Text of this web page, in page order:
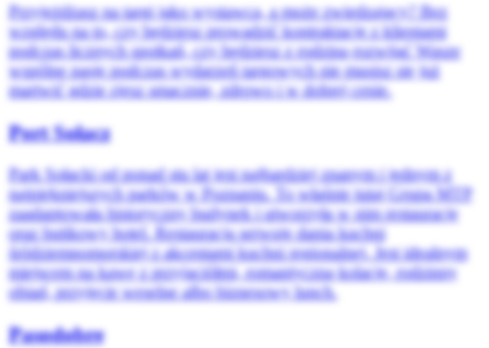
Przyjeżdżasz na targi jako wystawca, a może zwiedzający? Bez
względu na to, czy będziesz prowadzić kontraktacje z klientami
podczas licznych spotkań, czy będziesz z rodziną rozwijać Wasze
wspólne pasje podczas wydarzeń targowych nie musisz się już
martwić gdzie zjesz smacznie, zdrowo i w dobrej cenie.
Port Sołacz
Park Sołacki od ponad stu lat jest najbardziej znanym i jednym z
najpiękniejszych parków w Poznaniu. To właśnie tutaj Grupa MTP
zaadaptowała historyczny budynek i utworzyła w nim restaurację
oraz butikowy hotel. Restauracja serwuje dania kuchni
śródziemnomorskiej z akcentami kuchni regionalnej. Jest idealnym
miejscem na kawę z przyjaciółmi, romantyczną kolację, rodzinny
obiad, przyjęcie weselne albo biznesowy lunch.
Pasodobre